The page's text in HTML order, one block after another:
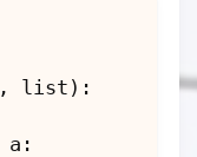
, list ):
a :